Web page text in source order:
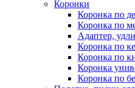
Коронки
Коронка по
Коронка по
Адаптер,
Коронка по
Коронка по
Коронка
Коронка по